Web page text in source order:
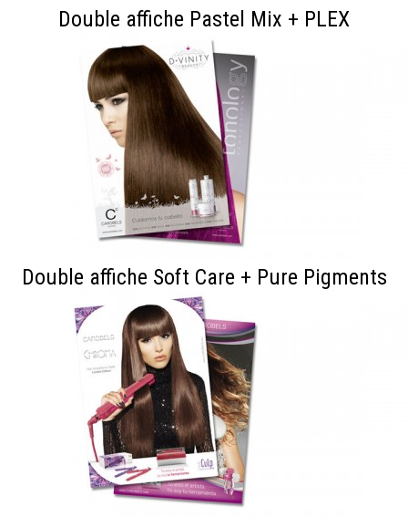
Double affiche Pastel Mix + PLEX
Double affiche Soft Care + Pure Pigments